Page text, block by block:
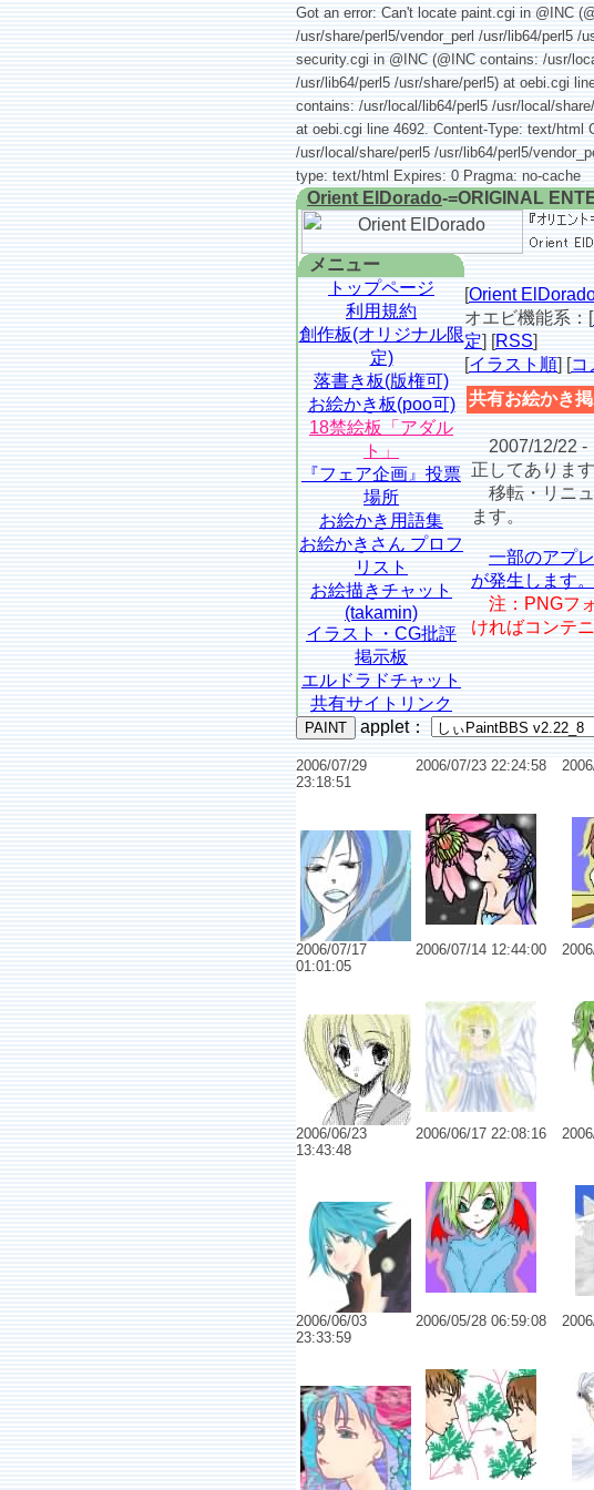
Got an error: Can't locate paint.cgi in @INC
/usr/share/perl5/vendor_perl /usr/lib64/perl5 /
security.cgi in @INC (@INC contains: /usr/
/usr/lib64/perl5 /usr/share/perl5) at oebi.cgi
contains: /usr/local/lib64/perl5 /usr/local/
at oebi.cgi line 4692. Content-Type: text/html
/usr/local/share/perl5 /usr/lib64/perl5/
type: text/html Expires: 0 Pragma: no-cache
Orient ElDorado-=ORIGINAL
メニュー
トップページ
利用規約
創作板(オリジナル限
定)
落書き板(版権可)
お絵かき板(poo可)
18禁絵板「アダル
ト」
『フェア企画』投票
場所
お絵かき用語集
お絵かきさん プロフ
リスト
お絵描きチャット
(takamin)
イラスト・CG批評
掲示板
エルドラドチャット
共有サイトリンク
[Orient
オエビ機能系：[
定] [RSS]
[イラスト順] [コ
共有お絵かき
2007/12/22 -
正してあります
移転・リニュ
ます。
一部のアプ
が発生します。
注：PNGフ
ければコンテ
applet：
2006/07/29
23:18:51
2006/07/23 22:24:58
2006/07/17
01:01:05
2006/07/14 12:44:00
2006/06/23
13:43:48
2006/06/17 22:08:16
2006/06/03
23:33:59
2006/05/28 06:59:08